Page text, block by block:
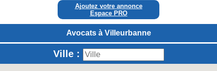
Ajoutez votre annonce
Espace PRO
Avocats à Villeurbanne
Ville :